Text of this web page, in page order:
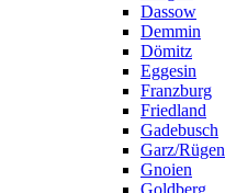
Dassow
Demmin
Dömitz
Eggesin
Franzburg
Friedland
Gadebusch
Garz/Rügen
Gnoien
Goldberg